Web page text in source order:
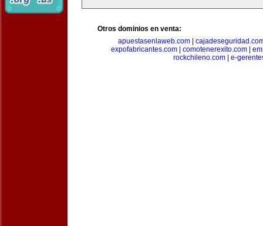
Otros dominios en venta:
apuestasenlaweb.com
expofabricantes.com| comotenerexito.com|
rockchileno.com| e-